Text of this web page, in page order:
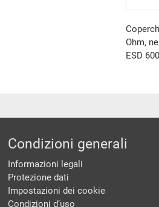
Ohm,
ESD
Condizioni generali
Informazioni legali
Protezione dati
Impostazioni dei cookie
Condizioni d‘uso